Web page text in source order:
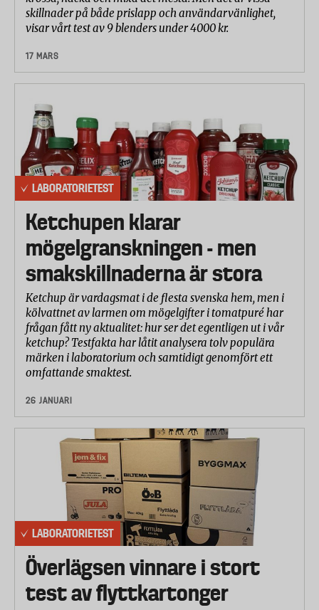
skillnader på både prislapp och användarvänlighet,
visar vårt test av 9 blenders under 4000 kr.
17 MARS
LABORATORIETEST
Ketchupen klarar
mögelgranskningen - men
smakskillnaderna är stora
Ketchup är vardagsmat i de flesta svenska hem, men i
kölvattnet av larmen om mögelgifter i tomatpuré har
frågan fått ny aktualitet: hur ser det egentligen ut i vår
ketchup? Testfakta har låtit analysera tolv populära
märken i laboratorium och samtidigt genomfört ett
omfattande smaktest.
26 JANUARI
LABORATORIETEST
Överlägsen vinnare i stort
test av flyttkartonger